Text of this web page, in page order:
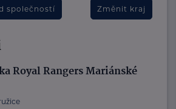
společností Změnit kraj
Royal Rangers Mariánské